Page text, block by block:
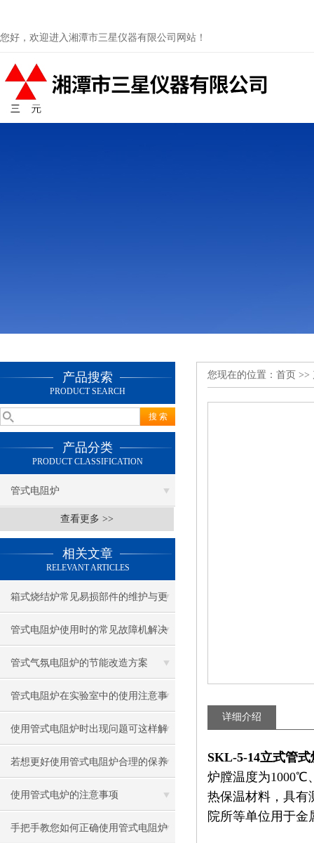
您好，欢迎进入湘潭市三星仪器有限公司网站！
产品搜索
PRODUCT SEARCH
产品分类
PRODUCT CLASSIFICATION
管式电阻炉
查看更多 >>
相关文章
RELEVANT ARTICLES
箱式烧结炉常见易损部件的维护与更
换指南
管式电阻炉使用时的常见故障机解决
方法
管式气氛电阻炉的节能改造方案
管式电阻炉在实验室中的使用注意事
项有哪些？
使用管式电阻炉时出现问题可这样解
决
若想更好使用管式电阻炉合理的保养
方法很重要
使用管式电炉的注意事项
手把手教您如何正确使用管式电阻炉
您现在的位置： 首页 >>
详细介绍
SKL-5-14立式管式
炉膛温度为1000℃
热保温材料，具有
院所等单位用于